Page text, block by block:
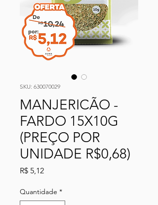
SKU: 630070029
MANJERICÃO -
FARDO 15X10G
(PREÇO POR
UNIDADE R$0,68)
R$ 5,12Preço
Quantidade *